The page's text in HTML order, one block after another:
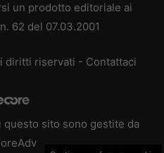
un prodotto editoriale ai
62 del 07.03.2001
diritti riservati - Contattaci
sito sono gestite da